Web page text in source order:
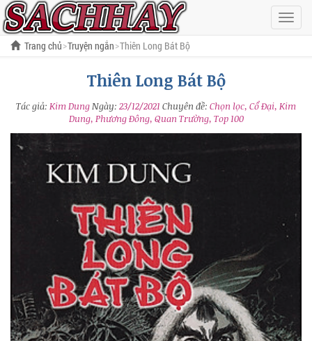
Hiện
menu
Trang chủ Truyện ngắn Thiên Long Bát Bộ
Thiên Long Bát Bộ
Tác giả: Kim DungNgày: 23/12/2021 Chuyên đề: Chọn lọc, Cổ Đại, Kim
Dung, Phương Đông, Quan Trường, Top 100